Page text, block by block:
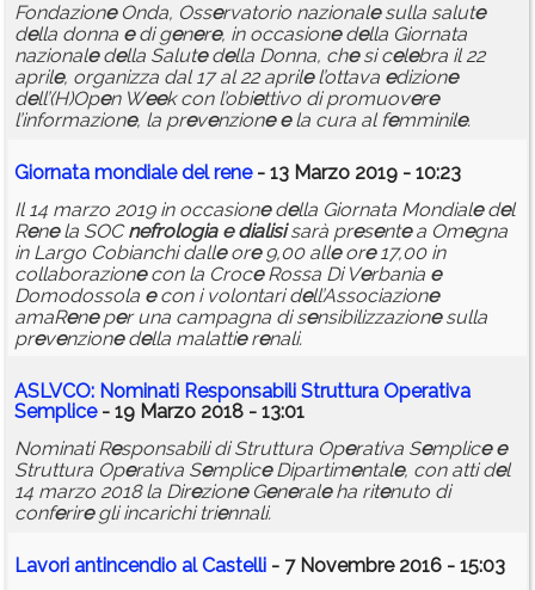
FondazioneOnda, Osservatorio nazionalesulla salute
della donna edi genere, in occasionedella Giornata
nazionaledella Salutedella Donna, chesi celebra il 22
aprile, organizza dal 17 al 22 aprilel’ottava edizione
dell’(H)Open Week con l’obiettivo di promuovere
l’informazione, la prevenzione ela cura al femminile.
Giornata mondialedel rene- 13 Marzo 2019 - 10:23
Il 14 marzo 2019 in occasionedella Giornata Mondialedel
Renela SOCnefrologia e dialisisarà presentea Omegna
in Largo Cobianchi dalleore9,00 alleore17,00 in
collaborazionecon la CroceRossa Di Verbania e
Domodossola econ i volontari dell’Associazione
amaReneper una campagna di sensibilizzazionesulla
prevenzionedella malattierenali.
ASLVCO: Nominati Responsabili Struttura Operativa
Semplice- 19 Marzo 2018 - 13:01
Nominati Responsabili di Struttura Operativa Semplice e
Struttura Operativa SempliceDipartimentale, con atti del
14 marzo 2018 la DirezioneGeneraleha ritenuto di
conferiregli incarichi triennali.
Lavori antincendio al Castelli - 7 Novembre 2016 - 15:03